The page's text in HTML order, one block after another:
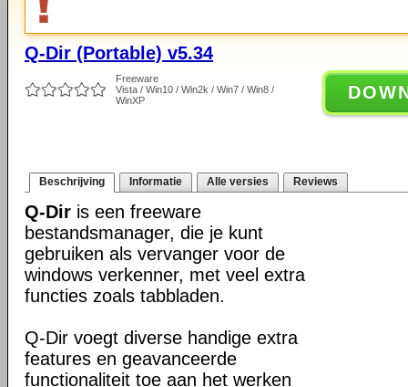
Q-Dir (Portable) v5.34
Freeware
Vista / Win10 / Win2k / Win7 / Win8 /
WinXP
Beschrijving Informatie Alle versies Reviews
Q-Dir is een freeware
bestandsmanager, die je kunt
gebruiken als vervanger voor de
windows verkenner, met veel extra
functies zoals tabbladen.
Q-Dir voegt diverse handige extra
features en geavanceerde
functionaliteit toe aan het werken